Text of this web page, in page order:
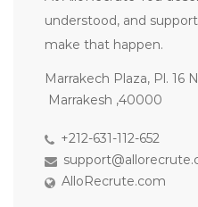
understood, and
make that happen.
Marrakech Plaza, Pl. 16
Marrakesh ,40000
+212-631-112-652
AlloRecrute.com